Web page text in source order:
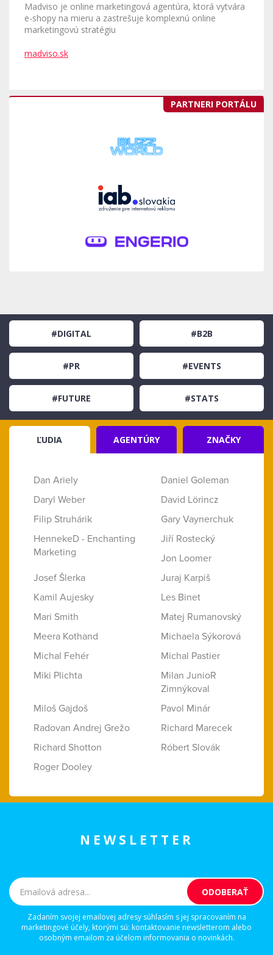
Madviso je online marketingová agentúra, ktorá vytvára
e-shopy na mieru a zastrešuje komplexnú online
marketingovú stratégiu
madviso.sk
PARTNERI PORTÁLU
#DIGITAL #B2B
#PR #EVENTS
#FUTURE #STATS
ĽUDIA AGENTÚRY ZNAČKY
Dan Ariely
Daniel Goleman
Daryl Weber
David Lörincz
Filip Struhárik
Gary Vaynerchuk
HennekeD - Enchanting
Marketing
Jiří Rostecký
Jon Loomer
Josef Šlerka
Juraj Karpiš
Kamil Aujesky
Les Binet
Mari Smith
Matej Rumanovský
Meera Kothand
Michaela Sýkorová
Michal Fehér
Michal Pastier
Miki Plichta
Milan JunioR
Zimnýkoval
Miloš Gajdoš
Pavol Minár
Radovan Andrej Grežo
Richard Marecek
Richard Shotton
Róbert Slovák
Roger Dooley
NEWSLETTER
Zadaním svojej emailovej adresy súhlasím s jej spracovaním na
marketingové účely, ktorými sú: kontaktovanie newsletterom alebo
osobným emailom za účelom informovania o novinkách.